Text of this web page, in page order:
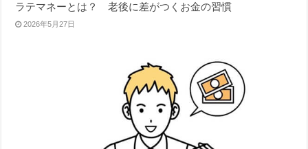
ラテマネーとは？ 老後に差がつくお金の習慣
2026年5月27日